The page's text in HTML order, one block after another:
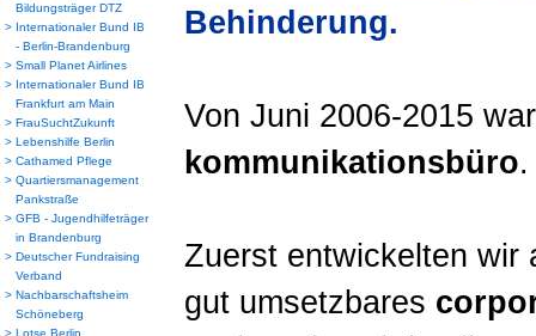
Bildungsträger DTZ
> Internationaler Bund IB
- Berlin-Brandenburg
> Small Planet Airlines
> Internationaler Bund IB
Frankfurt am Main
> FrauSuchtZukunft
> Lebenshilfe Berlin
> Cathamed Pflege
> Quartiersmanagement
Pankstraße
> GFB - Jugendhilfeträger
in Brandenburg
> Deutscher Fundraising
Verband
> Nachbarschaftsheim
Schöneberg
> Lotse Berlin
Behinderung.
Von Juni 2006-2015
kommunikationsbüro.
Zuerst entwickelten wir
gut umsetzbares